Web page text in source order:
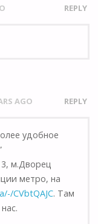
REPLY
AGO REPLY
удобное
м.Дворец
метро, на
CVbtQAJC. Там